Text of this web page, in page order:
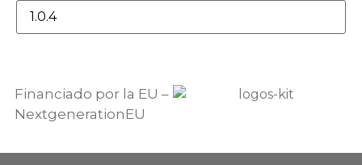
Financiado por la EU –
NextgenerationEU